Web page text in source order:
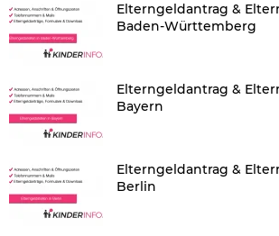
Elterngeldantrag &
Baden-Württemberg
Elterngeldantrag &
Bayern
Elterngeldantrag &
Berlin